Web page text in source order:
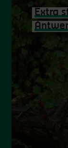
Extra